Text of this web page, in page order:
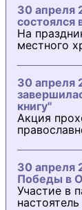
30 апреля
состоялся
На
местного
30 апреля
книгу"
Акция
30 апреля
Победы в
Участие в